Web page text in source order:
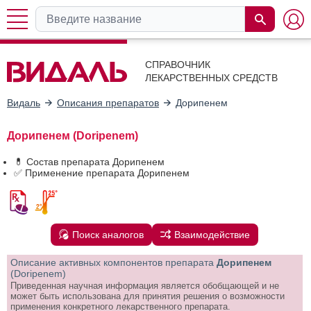
СПРАВОЧНИК
ЛЕКАРСТВЕННЫХ СРЕДСТВ
Видаль Описания препаратов Дорипенем
Дорипенем (Doripenem)
💊 Состав препарата Дорипенем
✅ Применение препарата Дорипенем
Поиск аналогов Взаимодействие
Описание активных компонентов препарата Дорипенем
(Doripenem)
Приведенная научная информация является обобщающей и не
может быть использована для принятия решения о возможности
применения конкретного лекарственного препарата.